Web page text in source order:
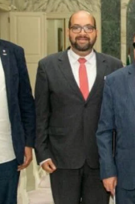
ou ESC para